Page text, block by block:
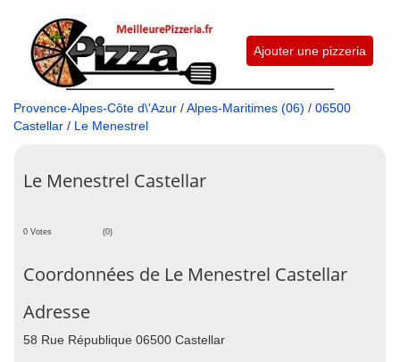
Ajouter une pizzeria
Provence-Alpes-Côte d\'Azur /Alpes-Maritimes (06) / 06500
Castellar / Le Menestrel
Le Menestrel Castellar
0 Votes (0)
Coordonnées de Le Menestrel Castellar
Adresse
58 Rue République 06500 Castellar